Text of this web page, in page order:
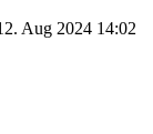
Aug 2024 14:02